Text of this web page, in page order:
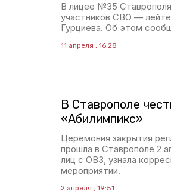
В лицее №35
участников СВО —
Гурциева. Об этом
11 апреля , 16:28
В Ставрополе
«Абилимпикс»
Церемония закрытия
прошла в Ставрополе 2
лиц с ОВЗ, узнала
мероприятии.
2 апреля , 19:51